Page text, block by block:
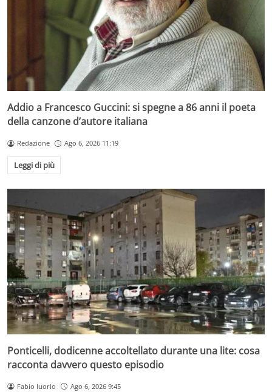
Addio a Francesco Guccini: si spegne a 86 anni il poeta
della canzone d’autore italiana
Redazione Ago 6, 2026 11:19
Leggi di più
Ponticelli, dodicenne accoltellato durante una lite: cosa
racconta davvero questo episodio
Fabio Iuorio Ago 6, 2026 9:45